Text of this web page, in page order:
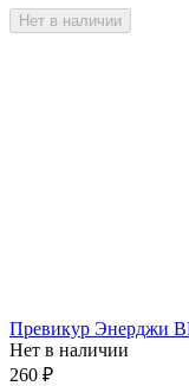
Нет в наличии
Превикур Энерджи
Нет в наличии
260 ₽